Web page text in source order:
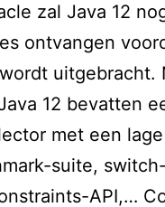
zal Java 12
ontvangen
uitgebracht.
12 bevatten
met een
suite,
API,…